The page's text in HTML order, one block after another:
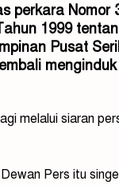
perkara Nomor
1999
Pusat
melalui siaran
Pers itu